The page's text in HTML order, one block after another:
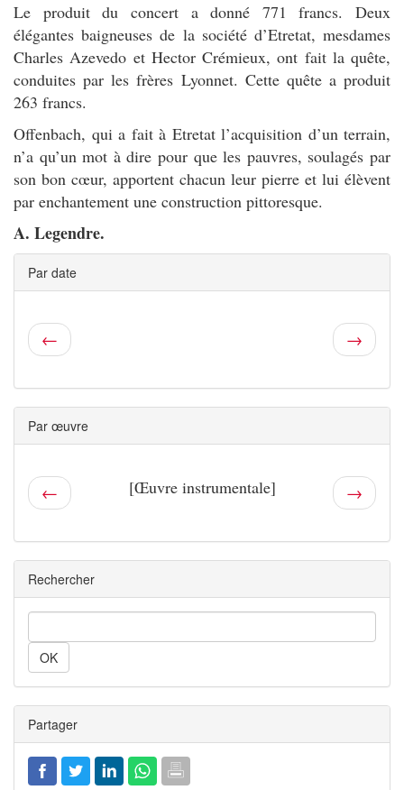
Le produit du concert a donné 771 francs. Deux
élégantes baigneuses de la société d’Etretat, mesdames
Charles Azevedo et Hector Crémieux, ont fait la quête,
conduites par les frères Lyonnet. Cette quête a produit
263 francs.
Offenbach, qui a fait à Etretat l’acquisition d’un terrain,
n’a qu’un mot à dire pour que les pauvres, soulagés par
son bon cœur, apportent chacun leur pierre et lui élèvent
par enchantement une construction pittoresque.
A. Legendre.
Par date
← →
Par œuvre
← [Œuvre instrumentale] →
Rechercher
Partager